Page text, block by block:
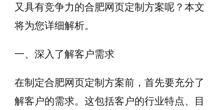
又具有竞争力的合肥网页定制方案呢？本文
将为您详细解析。
一、深入了解客户需求
在制定合肥网页定制方案前，首先要充分了
解客户的需求。这包括客户的行业特点、目